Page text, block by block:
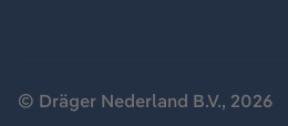
© Dräger Nederland B.V., 2026